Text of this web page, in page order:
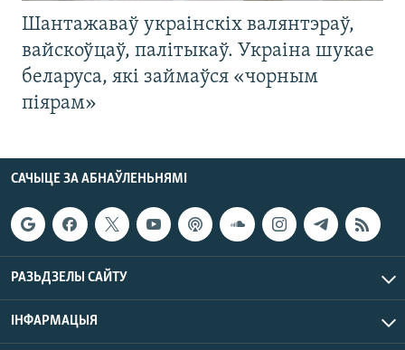
Шантажаваў украінскіх валянтэраў,
вайскоўцаў, палітыкаў. Украіна шукае
беларуса, які займаўся «чорным
піярам»
САЧЫЦЕ ЗА АБНАЎЛЕНЬНЯМІ
РАЗЬДЗЕЛЫ САЙТУ
ІНФАРМАЦЫЯ